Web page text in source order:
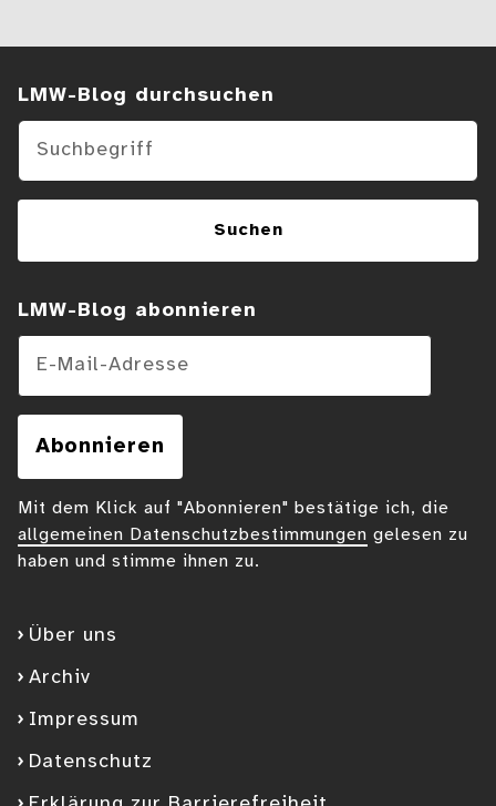
Über uns
Archiv
Impressum
Datenschutz
LMW-Blog abonnieren
Mit dem Klick auf "Abonnieren" bestätige ich, die
allgemeinen Datenschutzbestimmungen gelesen zu
haben und stimme ihnen zu.
E-Mail-Adresse
Abonnieren
Suchen im Blog
LMW-Blog durchsuchen
Suchen